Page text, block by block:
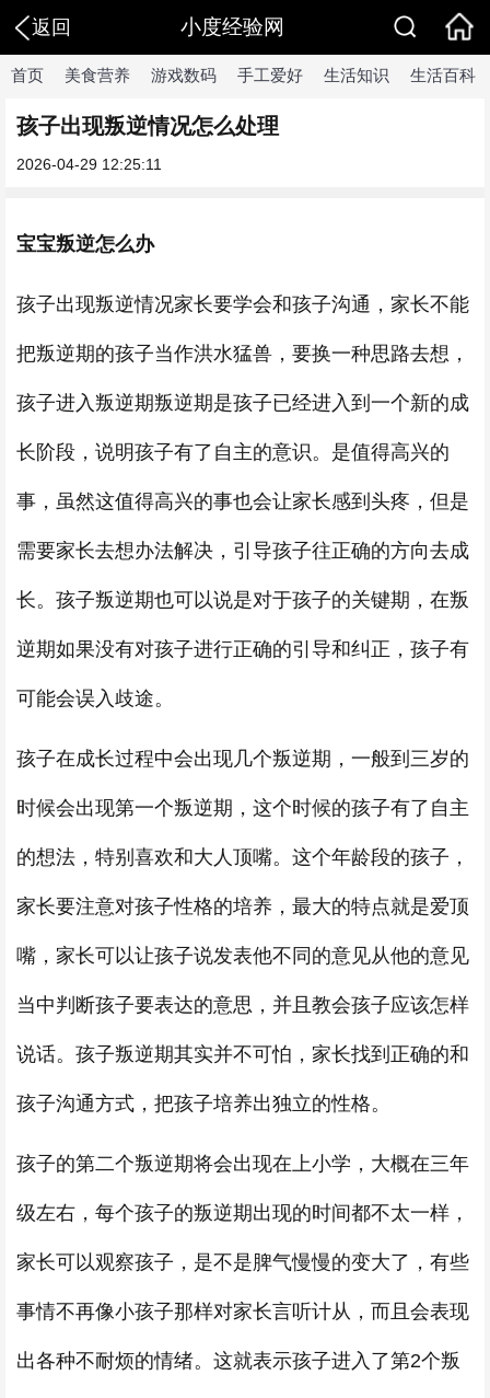
返回 小度经验网
首页 美食营养 游戏数码 手工爱好 生活知识 生活百科
孩子出现叛逆情况怎么处理
2026-04-29 12:25:11
宝宝叛逆怎么办
孩子出现叛逆情况家长要学会和孩子沟通，家长不能
把叛逆期的孩子当作洪水猛兽，要换一种思路去想，
孩子进入叛逆期叛逆期是孩子已经进入到一个新的成
长阶段，说明孩子有了自主的意识。是值得高兴的
事，虽然这值得高兴的事也会让家长感到头疼，但是
需要家长去想办法解决，引导孩子往正确的方向去成
长。孩子叛逆期也可以说是对于孩子的关键期，在叛
逆期如果没有对孩子进行正确的引导和纠正，孩子有
可能会误入歧途。
孩子在成长过程中会出现几个叛逆期，一般到三岁的
时候会出现第一个叛逆期，这个时候的孩子有了自主
的想法，特别喜欢和大人顶嘴。这个年龄段的孩子，
家长要注意对孩子性格的培养，最大的特点就是爱顶
嘴，家长可以让孩子说发表他不同的意见从他的意见
当中判断孩子要表达的意思，并且教会孩子应该怎样
说话。孩子叛逆期其实并不可怕，家长找到正确的和
孩子沟通方式，把孩子培养出独立的性格。
孩子的第二个叛逆期将会出现在上小学，大概在三年
级左右，每个孩子的叛逆期出现的时间都不太一样，
家长可以观察孩子，是不是脾气慢慢的变大了，有些
事情不再像小孩子那样对家长言听计从，而且会表现
出各种不耐烦的情绪。这就表示孩子进入了第2个叛